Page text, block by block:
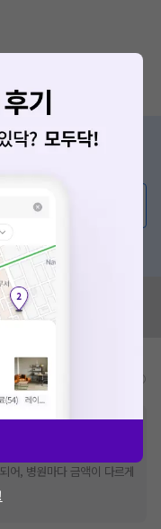
있나요?
시글 보러가기
비급여/급여 진료란?
과 상이할 수 있으니, 정확
어, 병원마다 금액이 다르게